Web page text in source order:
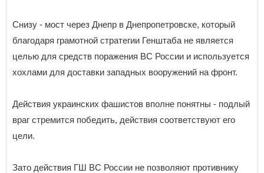
Снизу - мост через Днепр в Днепропетровске, который
благодаря грамотной стратегии Генштаба не является
целью для средств поражения ВС России и используется
хохлами для доставки западных вооружений на фронт.
Действия украинских фашистов вполне понятны - подлый
враг стремится победить, действия соответствуют его
цели.
Зато действия ГШ ВС России не позволяют противнику